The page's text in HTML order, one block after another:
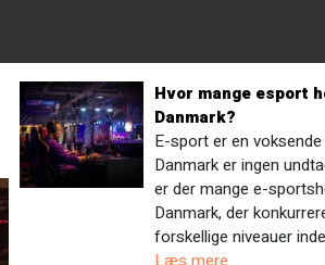
Hvor mange esport
Danmark?
E-sport er en
Danmark er ingen
er der mange e-
Danmark, der
forskellige niveauer